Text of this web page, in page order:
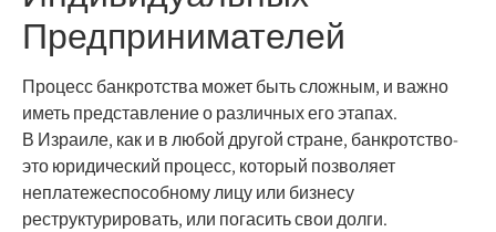
Предпринимателей
Процесс банкротства может быть сложным, и важно
иметь представление о различных его этапах.
В Израиле, как и в любой другой стране, банкротство-
это юридический процесс, который позволяет
неплатежеспособному лицу или бизнесу
реструктурировать, или погасить свои долги.